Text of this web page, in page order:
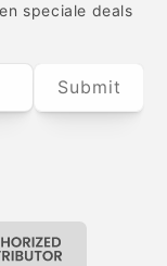
speciale deals
Submit